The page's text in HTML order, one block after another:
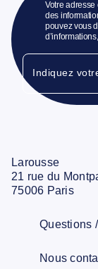
Votre
des
pouvez vous
Indiquez
Larousse
21 rue du
75006 Paris
Questions
Nous